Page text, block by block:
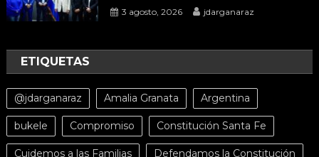
3 agosto, 2026 jdarganaraz
ETIQUETAS
@jdarganaraz Amalia Granata Argentina
bukele Compromiso Constitución Santa Fe
Cuidemos a las Familias Defendamos la Constitución